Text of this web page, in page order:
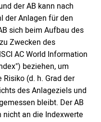
der AB kann nach
der Anlagen für den
sich beim Aufbau des
Zwecken des
AC World Information
beziehen, um
(d. h. Grad der
des Anlageziels und
bleibt. Der AB
an die Indexwerte